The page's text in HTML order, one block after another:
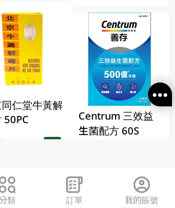
仁堂牛黃解
50PC
Centrum 三效益
生菌配方 60S
$395
分類 訂單 我的賬號